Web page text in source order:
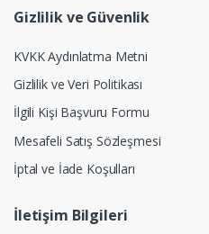
Gizlilik ve Güvenlik
KVKK Aydınlatma Metni
Gizlilik ve Veri Politikası
İlgili Kişi Başvuru Formu
Mesafeli Satış Sözleşmesi
İptal ve İade Koşulları
İletişim Bilgileri